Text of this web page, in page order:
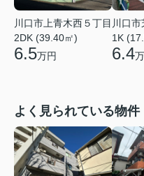
川口市上青木西５丁目
2DK (39.40㎡)
6.5万円
川口市
1K
6.4
よく見られている物件